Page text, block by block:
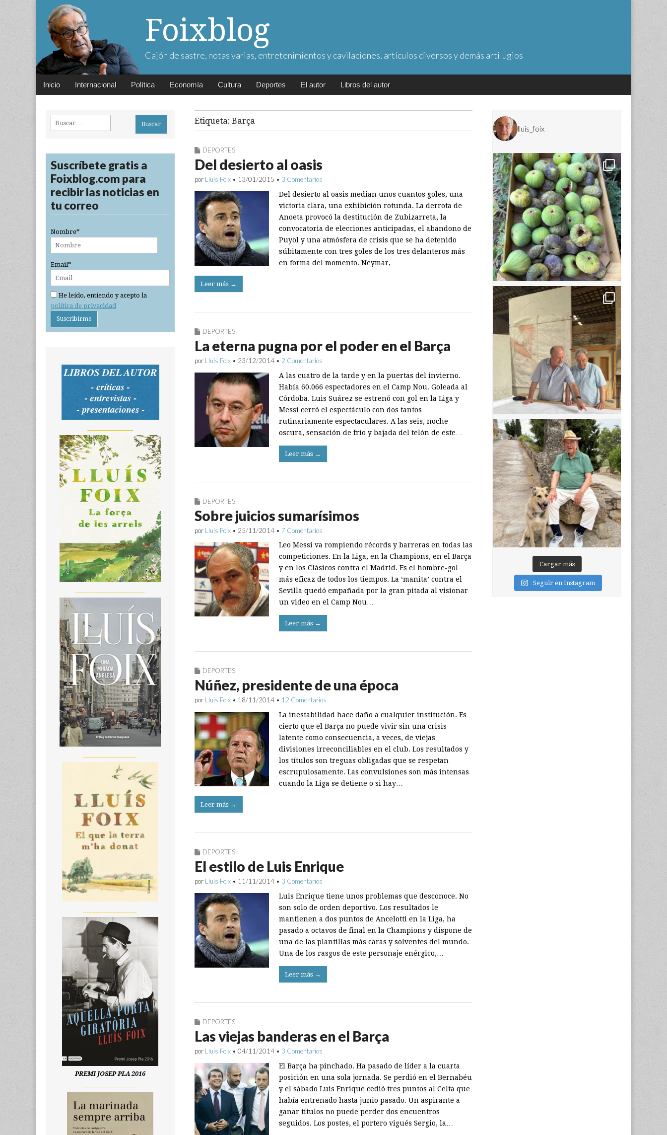
Foixblog
Cajón de sastre, notas varias, entretenimientos y cavilaciones, artículos diversos y demás artilugios
Main
Skip
Inicio Internacional Política Economía Cultura Deportes El autor Libros del autor
Etiqueta: Barça
DEPORTES
Del desierto al oasis
por Lluís Foix • 13/01/2015 • 3 Comentarios
Del desierto al oasis median unos cuantos goles, una
victoria clara, una exhibición rotunda. La derrota de
Anoeta provocó la destitución de Zubizarreta, la
convocatoria de elecciones anticipadas, el abandono de
Puyol y una atmósfera de crisis que se ha detenido
súbitamente con tres goles de los tres delanteros más
en forma del momento. Neymar,…
Leer más →
DEPORTES
La eterna pugna por el poder en el Barça
por Lluís Foix • 23/12/2014 • 2 Comentarios
A las cuatro de la tarde y en la puertas del invierno.
Había 60.066 espectadores en el Camp Nou. Goleada al
Córdoba. Luis Suárez se estrenó con gol en la Liga y
Messi cerró el espectáculo con dos tantos
rutinariamente espectaculares. A las seis, noche
oscura, sensación de frío y bajada del telón de este…
Leer más →
DEPORTES
Sobre juicios sumarísimos
por Lluís Foix • 25/11/2014 • 7 Comentarios
Leo Messi va rompiendo récords y barreras en todas las
competiciones. En la Liga, en la Champions, en el Barça
y en los Clásicos contra el Madrid. Es el hombre-gol
más eficaz de todos los tiempos. La ‘manita’ contra el
Sevilla quedó empañada por la gran pitada al visionar
un video en el Camp Nou…
Leer más →
DEPORTES
Núñez, presidente de una época
por Lluís Foix • 18/11/2014 • 12 Comentarios
La inestabilidad hace daño a cualquier institución. Es
cierto que el Barça no puede vivir sin una crisis
latente como consecuencia, a veces, de viejas
divisiones irreconciliables en el club. Los resultados y
los títulos son treguas obligadas que se respetan
escrupulosamente. Las convulsiones son más intensas
cuando la Liga se detiene o si hay…
Leer más →
DEPORTES
El estilo de Luis Enrique
por Lluís Foix • 11/11/2014 • 3 Comentarios
Luis Enrique tiene unos problemas que desconoce. No
son solo de orden deportivo. Los resultados le
mantienen a dos puntos de Ancelotti en la Liga, ha
pasado a octavos de final en la Champions y dispone de
una de las plantillas más caras y solventes del mundo.
Una de los rasgos de este personaje enérgico,…
Leer más →
DEPORTES
Las viejas banderas en el Barça
por Lluís Foix • 04/11/2014 • 3 Comentarios
El Barça ha pinchado. Ha pasado de líder a la cuarta
posición en una sola jornada. Se perdió en el Bernabéu
y el sábado Luis Enrique cedió tres puntos al Celta que
había entrenado hasta junio pasado. Un aspirante a
ganar títulos no puede perder dos encuentros
seguidos. Los postes, el portero vigués Sergio, la…
Buscar:
Suscríbete gratis a
Foixblog.com para
recibir las noticias en
tu correo
Nombre*
Email*
He leído, entiendo y acepto la
política de privacidad
PREMI JOSEP PLA 2016
lluis_foix
Cargar más
Seguir en Instagram